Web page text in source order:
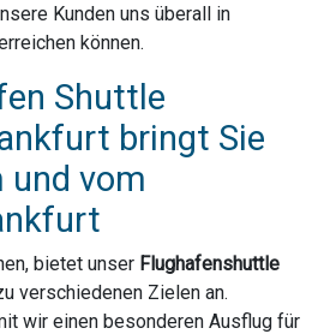
Kunden uns überall in
können.
Shuttle
bringt Sie
und vom
bietet unser Flughafenshuttle
verschiedenen Zielen an.
wir einen besonderen Ausflug für